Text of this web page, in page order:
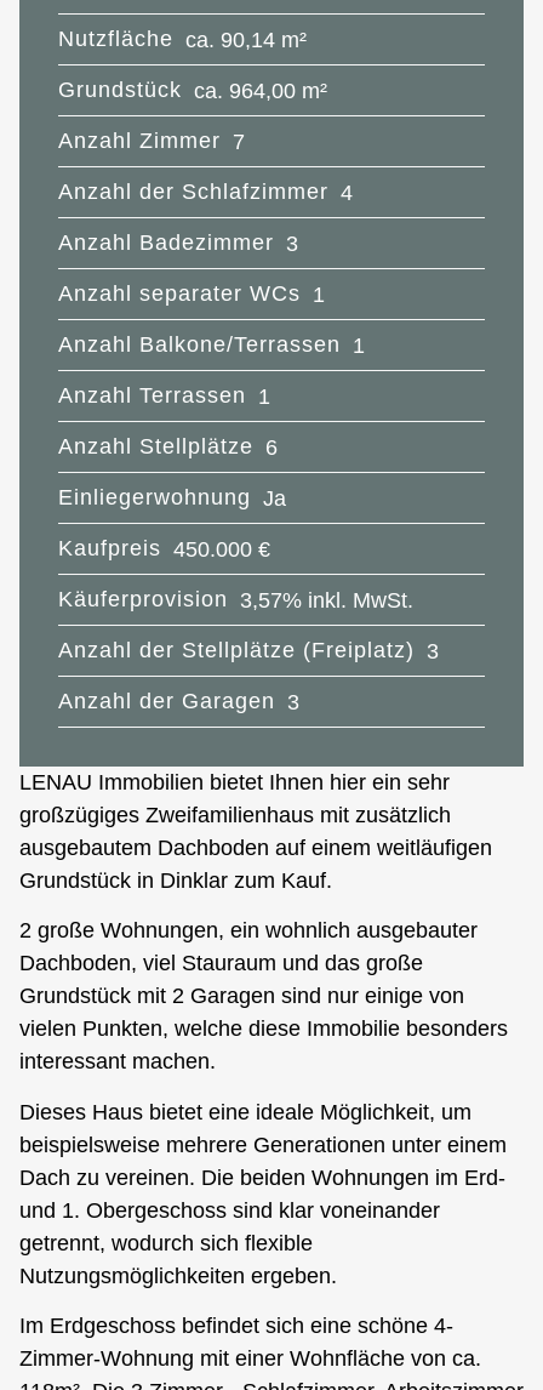
Nutzfläche ca. 90,14 m²
Grundstück ca. 964,00 m²
Anzahl Zimmer 7
Anzahl der Schlafzimmer 4
Anzahl Badezimmer 3
Anzahl separater WCs 1
Anzahl Balkone/Terrassen 1
Anzahl Terrassen 1
Anzahl Stellplätze 6
Einliegerwohnung Ja
Kaufpreis 450.000 €
Käuferprovision 3,57% inkl. MwSt.
Anzahl der Stellplätze (Freiplatz) 3
Anzahl der Garagen 3
LENAU Immobilien bietet Ihnen hier ein sehr
großzügiges Zweifamilienhaus mit zusätzlich
ausgebautem Dachboden auf einem weitläufigen
Grundstück in Dinklar zum Kauf.
2 große Wohnungen, ein wohnlich ausgebauter
Dachboden, viel Stauraum und das große
Grundstück mit 2 Garagen sind nur einige von
vielen Punkten, welche diese Immobilie besonders
interessant machen.
Dieses Haus bietet eine ideale Möglichkeit, um
beispielsweise mehrere Generationen unter einem
Dach zu vereinen. Die beiden Wohnungen im Erd-
und 1. Obergeschoss sind klar voneinander
getrennt, wodurch sich flexible
Nutzungsmöglichkeiten ergeben.
Im Erdgeschoss befindet sich eine schöne 4-
Zimmer-Wohnung mit einer Wohnfläche von ca.